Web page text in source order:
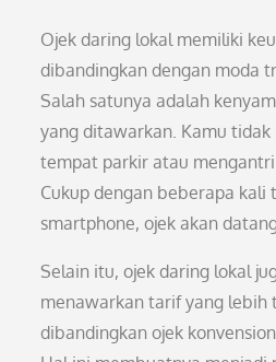
Ojek daring lokal memiliki
dibandingkan dengan moda
Salah satunya adalah
yang ditawarkan. Kamu
tempat parkir atau
Cukup dengan beberapa kali
smartphone, ojek akan
Selain itu, ojek daring lokal
menawarkan tarif yang lebih
dibandingkan ojek